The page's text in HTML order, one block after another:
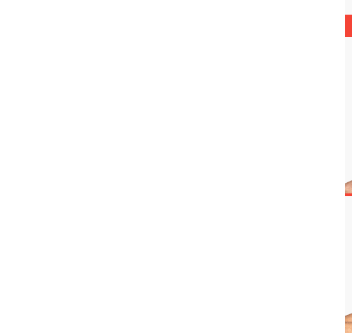
最新情
ONEチャン
ー、ライブ
名前（ローマ
このフォーム
に基づ
お